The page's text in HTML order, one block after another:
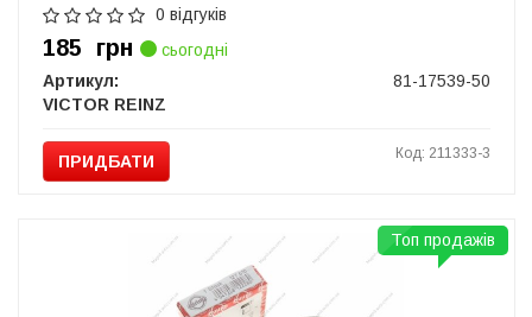
0 відгуків
185 грн
сьогодні
Артикул:
81-17539-50
VICTOR REINZ
ПРИДБАТИ Код: 211333-3
Топ продажів